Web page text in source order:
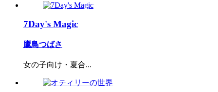
7Day's Magic
鷹鳥つばさ
女の子向け・夏合...